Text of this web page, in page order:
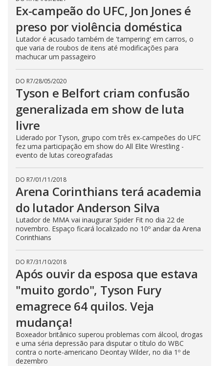
Ex-campeão do UFC, Jon Jones é
preso por violência doméstica
Lutador é acusado também de 'tampering' em carros, o
que varia de roubos de itens até modificações para
machucar um passageiro
DO R7/28/05/2020
Tyson e Belfort criam confusão
generalizada em show de luta
livre
Liderado por Tyson, grupo com três ex-campeões do UFC
fez uma participação em show do All Elite Wrestling -
evento de lutas coreografadas
DO R7/01/11/2018
Arena Corinthians terá academia
do lutador Anderson Silva
Lutador de MMA vai inaugurar Spider Fit no dia 22 de
novembro. Espaço ficará localizado no 10º andar da Arena
Corinthians
DO R7/31/10/2018
Após ouvir da esposa que estava
"muito gordo", Tyson Fury
emagrece 64 quilos. Veja
mudança!
Boxeador britânico superou problemas com álcool, drogas
e uma séria depressão para disputar o título do WBC
contra o norte-americano Deontay Wilder, no dia 1º de
dezembro